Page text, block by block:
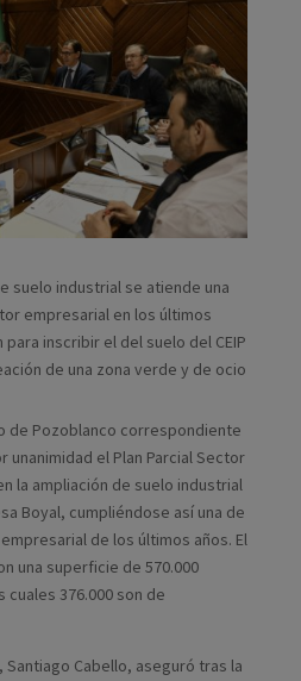
suelo industrial se atiende una
empresarial en los últimos
inscribir el del suelo del CEIP
de una zona verde y de ocio
de Pozoblanco correspondiente
unanimidad el Plan Parcial Sector
la ampliación de suelo industrial
Boyal, cumpliéndose así una de
de los últimos años. El
una superficie de 570.000
376.000 son de
Santiago Cabello, aseguró tras la